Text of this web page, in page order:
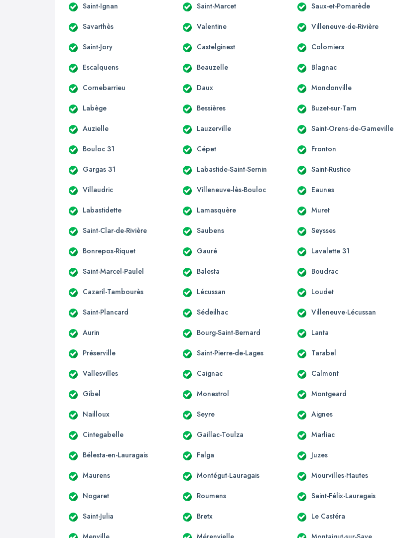
Saint-Ignan Saint-Marcet Saux-et-Pomarède
Savarthès Valentine Villeneuve-de-Rivière
Saint-Jory Castelginest Colomiers
Escalquens Beauzelle Blagnac
Cornebarrieu Daux Mondonville
Labège Bessières Buzet-sur-Tarn
Auzielle Lauzerville Saint-Orens-de-Gameville
Bouloc 31 Cépet Fronton
Gargas 31 Labastide-Saint-Sernin Saint-Rustice
Villaudric Villeneuve-lès-Bouloc Eaunes
Labastidette Lamasquère Muret
Saint-Clar-de-Rivière Saubens Seysses
Bonrepos-Riquet Gauré Lavalette 31
Saint-Marcel-Paulel Balesta Boudrac
Cazaril-Tambourès Lécussan Loudet
Saint-Plancard Sédeilhac Villeneuve-Lécussan
Aurin Bourg-Saint-Bernard Lanta
Préserville Saint-Pierre-de-Lages Tarabel
Vallesvilles Caignac Calmont
Gibel Monestrol Montgeard
Nailloux Seyre Aignes
Cintegabelle Gaillac-Toulza Marliac
Bélesta-en-Lauragais Falga Juzes
Maurens Montégut-Lauragais Mourvilles-Hautes
Nogaret Roumens Saint-Félix-Lauragais
Saint-Julia Bretx Le Castéra